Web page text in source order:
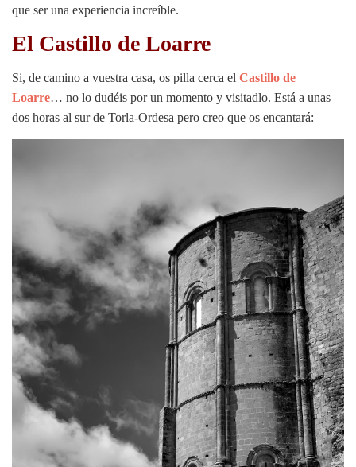
que ser una experiencia increíble.
El Castillo de Loarre
Si, de camino a vuestra casa, os pilla cerca el Castillo de
Loarre… no lo dudéis por un momento y visitadlo. Está a unas
dos horas al sur de Torla-Ordesa pero creo que os encantará: